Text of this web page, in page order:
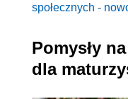
społecznych -
Pomysły
dla